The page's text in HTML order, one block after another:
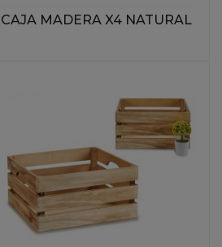
CAJA MADERA X4 NATURAL